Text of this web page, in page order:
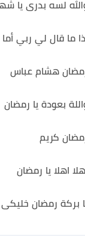
لسه بدرى يا
ما قال لي ربي
هشام عباس
بعودة يا رمضان
كريم
اهلا يا رمضان
بركة رمضان خليكى